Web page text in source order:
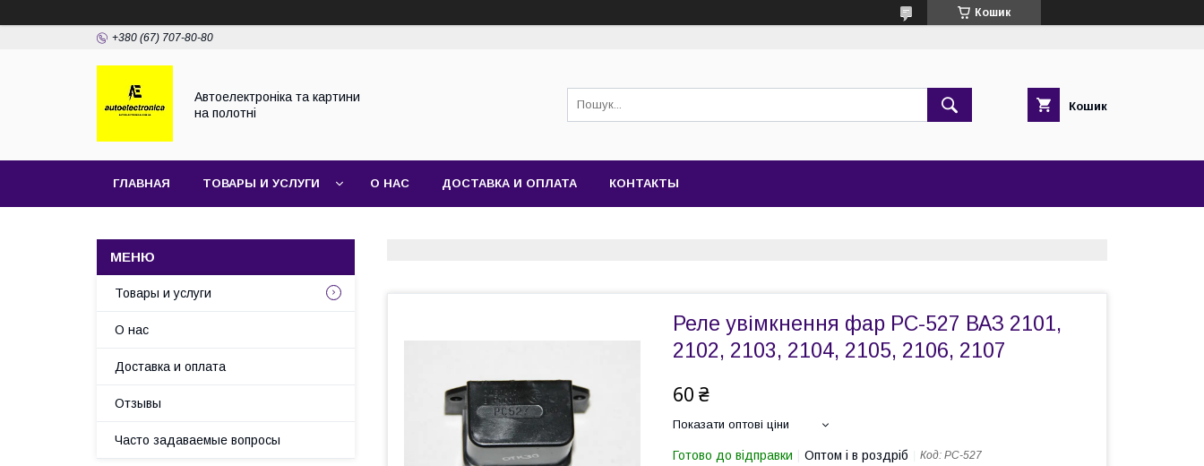
Кошик
+380 (67) 707-80-80
Автоелектроніка та картини
на полотні
Кошик
ГЛАВНАЯ ТОВАРЫ И УСЛУГИ О НАС ДОСТАВКА И ОПЛАТА КОНТАКТЫ
Реле увімкнення фар РС-527 ВАЗ 2101,
2102, 2103, 2104, 2105, 2106, 2107
60 ₴
Показати оптові ціни
Готово до відправки Оптом і в роздріб Код: РС-527
Товары и услуги
О нас
Доставка и оплата
Отзывы
Часто задаваемые вопросы